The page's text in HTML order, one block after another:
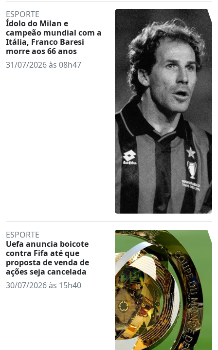
ESPORTE
Ídolo do Milan e
campeão mundial com a
Itália, Franco Baresi
morre aos 66 anos
31/07/2026 às 08h47
ESPORTE
Uefa anuncia boicote
contra Fifa até que
proposta de venda de
ações seja cancelada
30/07/2026 às 15h40